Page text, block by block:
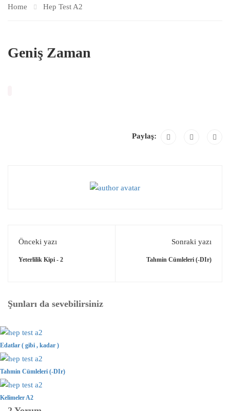
Home Hep Test A2
Geniş Zaman
Paylaş:
Önceki yazı
Yeterlilik Kipi - 2
Sonraki yazı
Tahmin Cümleleri (-DIr)
Şunları da sevebilirsiniz
Edatlar ( gibi , kadar )
Tahmin Cümleleri (-DIr)
Kelimeler A2